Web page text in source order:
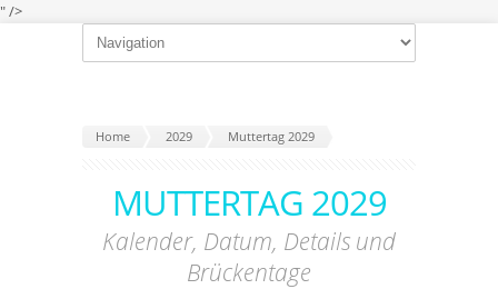
" />
Home 2029 Muttertag 2029
MUTTERTAG 2029
Kalender, Datum, Details und
Brückentage